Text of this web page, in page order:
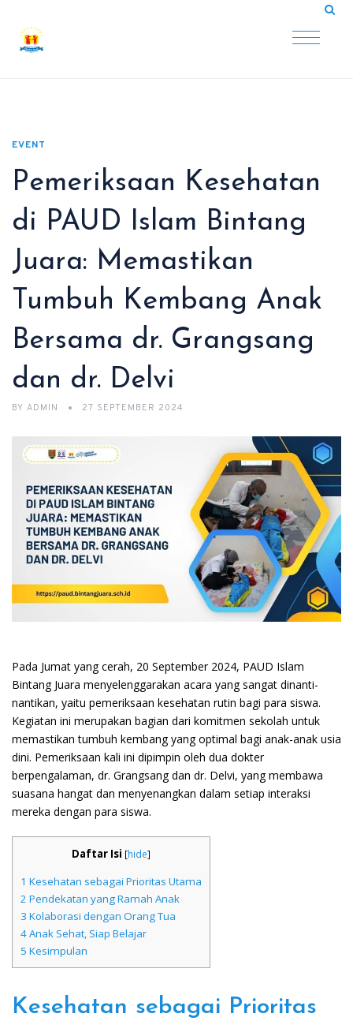
EVENT
Pemeriksaan Kesehatan
di PAUD Islam Bintang
Juara: Memastikan
Tumbuh Kembang Anak
Bersama dr. Grangsang
dan dr. Delvi
BY ADMIN 27 SEPTEMBER 2024
Pada Jumat yang cerah, 20 September 2024, PAUD Islam
Bintang Juara menyelenggarakan acara yang sangat dinanti-
nantikan, yaitu pemeriksaan kesehatan rutin bagi para siswa.
Kegiatan ini merupakan bagian dari komitmen sekolah untuk
memastikan tumbuh kembang yang optimal bagi anak-anak usia
dini. Pemeriksaan kali ini dipimpin oleh dua dokter
berpengalaman, dr. Grangsang dan dr. Delvi, yang membawa
suasana hangat dan menyenangkan dalam setiap interaksi
mereka dengan para siswa.
Daftar Isi [hide]
1 Kesehatan sebagai Prioritas Utama
2 Pendekatan yang Ramah Anak
3 Kolaborasi dengan Orang Tua
4Anak Sehat, Siap Belajar
5 Kesimpulan
Kesehatan sebagai Prioritas